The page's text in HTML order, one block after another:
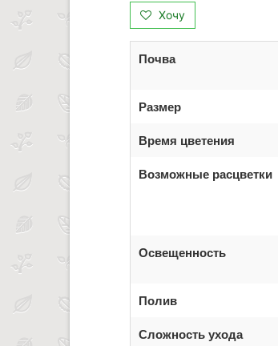
Хочу
Почва
Размер
Время цветения
Возможные расцветки
Освещенность
Полив
Сложность ухода